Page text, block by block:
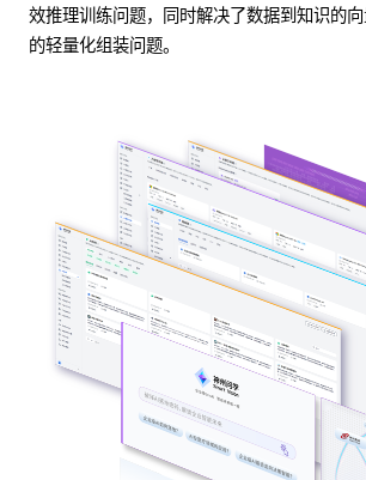
效推理训练问题，同时解决了数据到知识的
的轻量化组装问题。